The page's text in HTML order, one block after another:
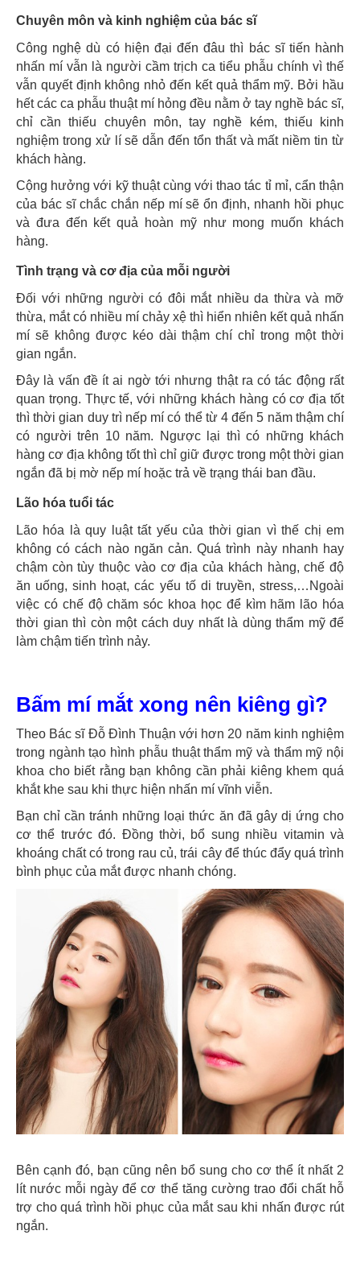
Chuyên môn và kinh nghiệm của bác sĩ
Công nghệ dù có hiện đại đến đâu thì bác sĩ tiến hành
nhấn mí vẫn là người cầm trịch ca tiểu phẫu chính vì thế
vẫn quyết định không nhỏ đến kết quả thẩm mỹ. Bởi hầu
hết các ca phẫu thuật mí hỏng đều nằm ở tay nghề bác sĩ,
chỉ cần thiếu chuyên môn, tay nghề kém, thiếu kinh
nghiệm trong xử lí sẽ dẫn đến tổn thất và mất niềm tin từ
khách hàng.
Cộng hưởng với kỹ thuật cùng với thao tác tỉ mỉ, cẩn thận
của bác sĩ chắc chắn nếp mí sẽ ổn định, nhanh hồi phục
và đưa đến kết quả hoàn mỹ như mong muốn khách
hàng.
Tình trạng và cơ địa của mỗi người
Đối với những người có đôi mắt nhiều da thừa và mỡ
thừa, mắt có nhiều mí chảy xệ thì hiển nhiên kết quả nhấn
mí sẽ không được kéo dài thậm chí chỉ trong một thời
gian ngắn.
Đây là vấn đề ít ai ngờ tới nhưng thật ra có tác động rất
quan trọng. Thực tế, với những khách hàng có cơ địa tốt
thì thời gian duy trì nếp mí có thể từ 4 đến 5 năm thậm chí
có người trên 10 năm. Ngược lại thì có những khách
hàng cơ địa không tốt thì chỉ giữ được trong một thời gian
ngắn đã bị mờ nếp mí hoặc trả về trạng thái ban đầu.
Lão hóa tuổi tác
Lão hóa là quy luật tất yếu của thời gian vì thế chị em
không có cách nào ngăn cản. Quá trình này nhanh hay
chậm còn tùy thuộc vào cơ địa của khách hàng, chế độ
ăn uống, sinh hoạt, các yếu tố di truyền, stress,…Ngoài
việc có chế độ chăm sóc khoa học để kìm hãm lão hóa
thời gian thì còn một cách duy nhất là dùng thẩm mỹ để
làm chậm tiến trình nảy.
Bấm mí mắt xong nên kiêng gì?
Theo Bác sĩ Đỗ Đình Thuận với hơn 20 năm kinh nghiệm
trong ngành tạo hình phẫu thuật thẩm mỹ và thẩm mỹ nội
khoa cho biết rằng bạn không cần phải kiêng khem quá
khắt khe sau khi thực hiện nhấn mí vĩnh viễn.
Bạn chỉ cần tránh những loại thức ăn đã gây dị ứng cho
cơ thể trước đó. Đồng thời, bổ sung nhiều vitamin và
khoáng chất có trong rau củ, trái cây để thúc đẩy quá trình
bình phục của mắt được nhanh chóng.
Bên cạnh đó, bạn cũng nên bổ sung cho cơ thể ít nhất 2
lít nước mỗi ngày để cơ thể tăng cường trao đổi chất hỗ
trợ cho quá trình hồi phục của mắt sau khi nhấn được rút
ngắn.